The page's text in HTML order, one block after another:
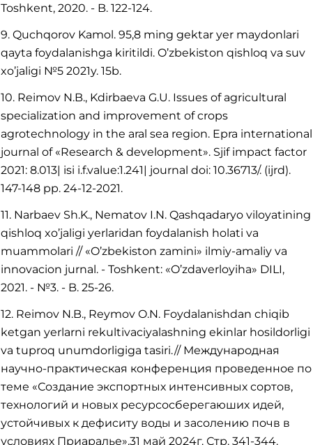
Toshkent, 2020. - B. 122-124.
9. Quchqorov Kamol. 95,8 ming gektar yer maydonlari
qayta foydalanishga kiritildi. O’zbekiston qishloq va suv
xo’jaligi №5 2021y. 15b.
10. Reimov N.B., Kdirbaeva G.U. Issues of agricultural
specialization and improvement of crops
agrotechnology in the aral sea region. Epra international
journal of «Research & development». Sjif impact factor
2021: 8.013| isi i.f.value:1.241| journal doi: 10.36713/. (ijrd).
147-148 pp. 24-12-2021.
11. Narbaev Sh.K., Nematov I.N. Qashqadaryo viloyatining
qishloq xo’jaligi yerlaridan foydalanish holati va
muammolari // «O’zbekiston zamini» ilmiy-amaliy va
innovacion jurnal. - Toshkent: «O’zdaverloyiha» DILI,
2021. - №3. - B. 25-26.
12. Reimov N.B., Reymov O.N. Foydalanishdan chiqib
ketgan yerlarni rekultivaciyalashning ekinlar hosildorligi
va tuproq unumdorligiga tasiri.// Международная
научно-практическая конференция проведенное по
теме «Создание экспортных интенсивных сортов,
технологий и новых ресурсосберегаюших идей,
устойчивых к дефиcиту воды и засолению почв в
условиях Приаралье».31 май 2024г. Стр. 341-344.